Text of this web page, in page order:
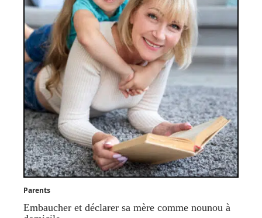
Parents
Embaucher et déclarer sa mère comme nounou à